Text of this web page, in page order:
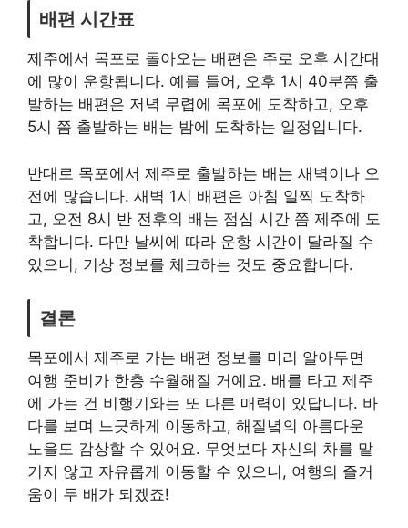
배편 시간표
제주에서 목포로 돌아오는 배편은 주로 오후 시간대
에 많이 운항됩니다. 예를 들어, 오후 1시 40분쯤 출
발하는 배편은 저녁 무렵에 목포에 도착하고, 오후
5시 쯤 출발하는 배는 밤에 도착하는 일정입니다.
반대로 목포에서 제주로 출발하는 배는 새벽이나 오
전에 많습니다. 새벽 1시 배편은 아침 일찍 도착하
고, 오전 8시 반 전후의 배는 점심 시간 쯤 제주에 도
착합니다. 다만 날씨에 따라 운항 시간이 달라질 수
있으니, 기상 정보를 체크하는 것도 중요합니다.
결론
목포에서 제주로 가는 배편 정보를 미리 알아두면
여행 준비가 한층 수월해질 거예요. 배를 타고 제주
에 가는 건 비행기와는 또 다른 매력이 있답니다. 바
다를 보며 느긋하게 이동하고, 해질녘의 아름다운
노을도 감상할 수 있어요. 무엇보다 자신의 차를 맡
기지 않고 자유롭게 이동할 수 있으니, 여행의 즐거
움이 두 배가 되겠죠!